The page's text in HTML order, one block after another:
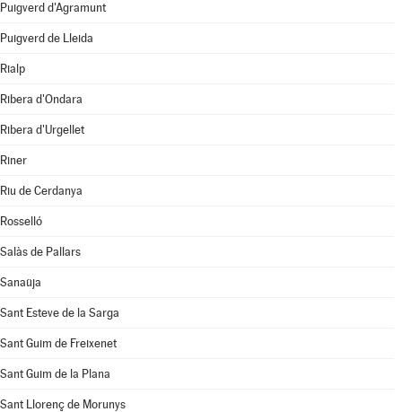
Puigverd d'Agramunt
Puigverd de Lleida
Rialp
Ribera d'Ondara
Ribera d'Urgellet
Riner
Riu de Cerdanya
Rosselló
Salàs de Pallars
Sanaüja
Sant Esteve de la Sarga
Sant Guim de Freixenet
Sant Guim de la Plana
Sant Llorenç de Morunys